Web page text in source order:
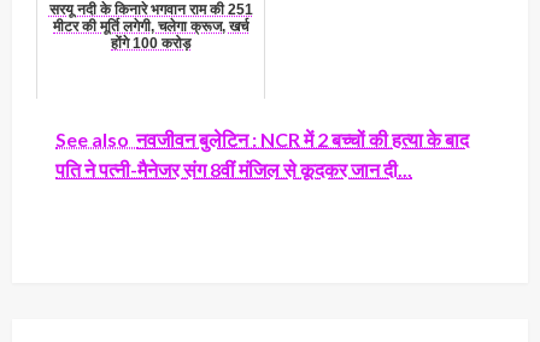
सरयू नदी के किनारे भगवान राम की 251
मीटर की मूर्ति लगेगी, चलेगा क्रूज, खर्च
होंगे 100 करोड़
See also नवजीवन बुलेटिन : NCR में 2 बच्चों की हत्या के बाद
पति ने पत्नी-मैनेजर संग 8वीं मंजिल से कूदकर जान दी...